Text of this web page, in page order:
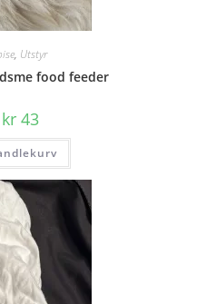
, Utstyr
food feeder
Opprinnelig
pris
var:
kr 65.
kr43Nåværende
pris
er:
kr 43.